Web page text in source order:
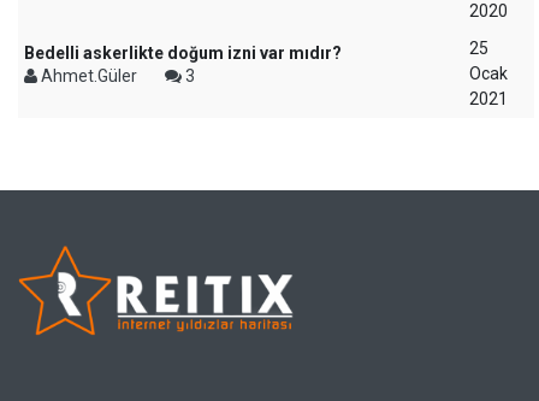
2020
Bedelli askerlikte doğum izni var mıdır?
Ahmet.Güler
3
25
Ocak
2021